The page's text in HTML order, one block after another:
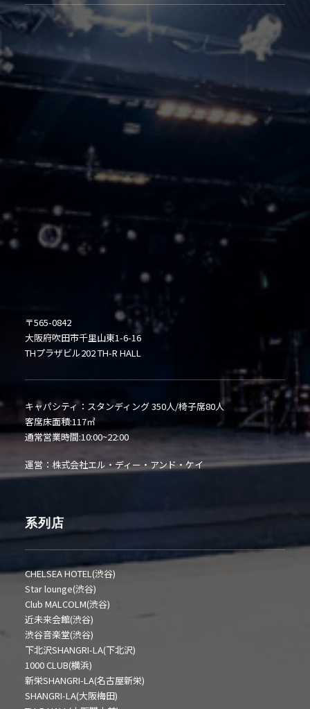
〒565-0842
大阪府吹田市千里山東1-6-16
THプラザビル202 TH-R HALL
キャパシティ：スタンディング 350人/椅子席80人
客席床面積:117㎡
通常営業時間:10:00~22:00
運営：株式会社エル・ディー・アンド・ケイ
系列店
CHELSEA HOTEL(渋谷)
Star lounge(渋谷)
Club MALCOLM(渋谷)
近未来会館(渋谷)
渋谷音楽堂(渋谷)
下北沢SHANGRI-LA(下北沢)
1000 CLUB(横浜)
新栄SHANGRI-LA(名古屋新栄)
SHANGRI-LA(大阪梅田)